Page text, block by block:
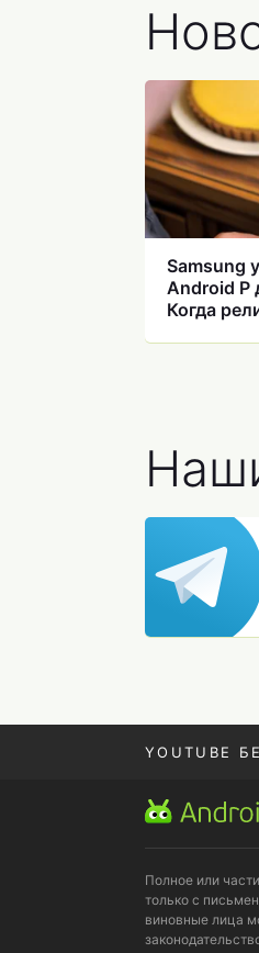
Samsung
Android P
Когда
YOUTUBE
REALME
Полное или
только с
виновные лица